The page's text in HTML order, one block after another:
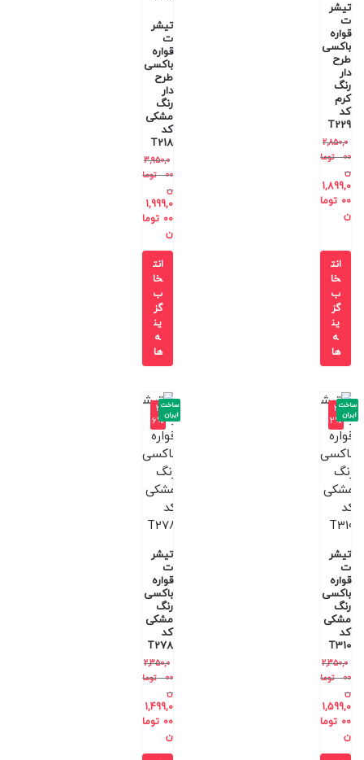
تیشر
ت
قواره
باکسی
طرح
دار
رنگ
کرم
کد
T229
2,850,0
00
توما
ن
1,899,0
00 توما
ن
انت
خا
ب
گز
ین
ه
ها
تیشر
ت
قواره
باکسی
طرح
دار
رنگ
مشکی
کد
T218
3,950,0
00
توما
ن
1,999,0
00 توما
ن
انت
خا
ب
گز
ین
ه
ها
-3
2%
تیشر
ت
قواره
باکسی
رنگ
مشکی
کد
T310
2,350,0
00
توما
ن
1,599,0
00 توما
ن
ساخت
ایران
-3
6%
تیشر
ت
قواره
باکسی
رنگ
مشکی
کد
T278
2,350,0
00
توما
ن
1,499,0
00 توما
ن
ساخت
ایران